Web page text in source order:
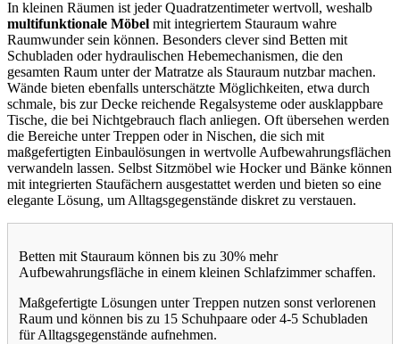
In kleinen Räumen ist jeder Quadratzentimeter wertvoll, weshalb
multifunktionale Möbel mit integriertem Stauraum wahre
Raumwunder sein können. Besonders clever sind Betten mit
Schubladen oder hydraulischen Hebemechanismen, die den
gesamten Raum unter der Matratze als Stauraum nutzbar machen.
Wände bieten ebenfalls unterschätzte Möglichkeiten, etwa durch
schmale, bis zur Decke reichende Regalsysteme oder ausklappbare
Tische, die bei Nichtgebrauch flach anliegen. Oft übersehen werden
die Bereiche unter Treppen oder in Nischen, die sich mit
maßgefertigten Einbaulösungen in wertvolle Aufbewahrungsflächen
verwandeln lassen. Selbst Sitzmöbel wie Hocker und Bänke können
mit integrierten Staufächern ausgestattet werden und bieten so eine
elegante Lösung, um Alltagsgegenstände diskret zu verstauen.
Betten mit Stauraum können bis zu 30% mehr
Aufbewahrungsfläche in einem kleinen Schlafzimmer schaffen.
Maßgefertigte Lösungen unter Treppen nutzen sonst verlorenen
Raum und können bis zu 15 Schuhpaare oder 4-5 Schubladen
für Alltagsgegenstände aufnehmen.